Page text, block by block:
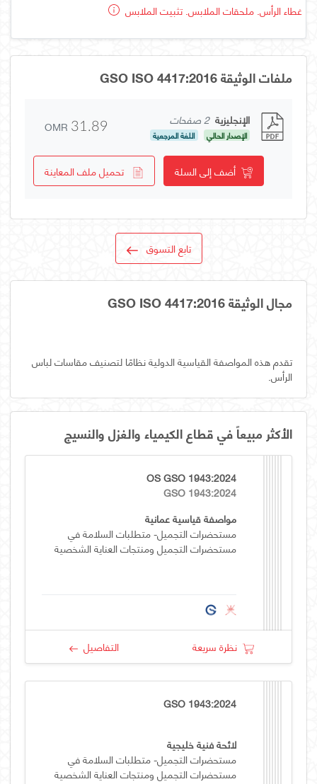
غطاء الرأس. ملحقات الملابس. تثبيت الملابس
ملفات الوثيقة GSO ISO 4417:2016
الإنجليزية 2 صفحات
الإصدار الحالي اللغة المرجعية OMR 31.89
أضف إلى السلة تحميل ملف المعاينة
تابع التسوق
مجال الوثيقة GSO ISO 4417:2016
تقدم هذه المواصفة القياسية الدولية نظامًا لتصنيف مقاسات لباس
الرأس.
الأكثر مبيعاً في قطاع الكيمياء والغزل والنسيج
OS GSO 1943:2024
GSO 1943:2024
مواصفة قياسية عمانية
مستحضرات التجميل- متطلبات السلامة في
مستحضرات التجميل ومنتجات العناية الشخصية
نظرة سريعة التفاصيل
GSO 1943:2024
لائحة فنية خليجية
مستحضرات التجميل- متطلبات السلامة في
مستحضرات التجميل ومنتجات العناية الشخصية